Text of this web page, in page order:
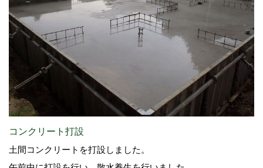
コンクリート打設
土間コンクリートを打設しました。